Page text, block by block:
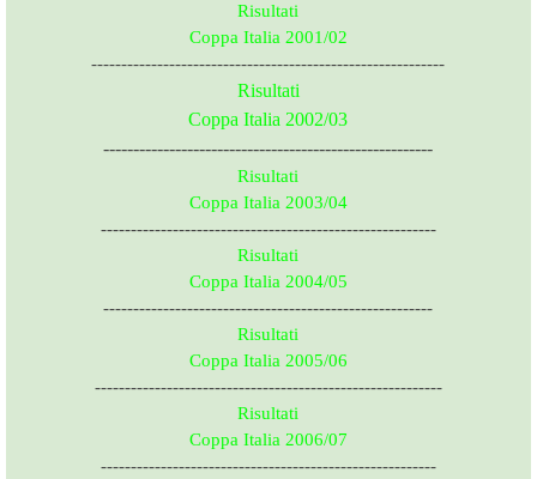
Risultati
Coppa Italia 2001/02
-----------------------------------------------------------
Risultati
Coppa Italia 2002/03
-------------------------------------------------------
Risultati
Coppa Italia 2003/04
--------------------------------------------------------
Risultati
Coppa Italia 2004/05
-------------------------------------------------------
Risultati
Coppa Italia 2005/06
----------------------------------------------------------
Risultati
Coppa Italia 2006/07
--------------------------------------------------------